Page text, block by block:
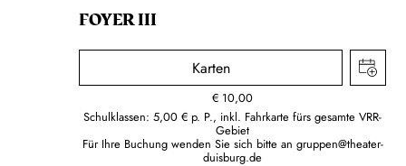
FOYER III
Karten
€ 10,00
Schulklassen: 5,00 € p. P., inkl. Fahrkarte fürs gesamte VRR-
Gebiet
Für Ihre Buchung wenden Sie sich bitte an gruppen@theater-
duisburg.de